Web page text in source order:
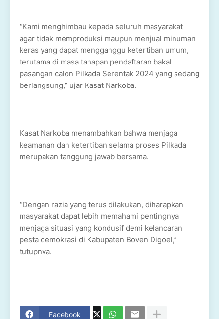
“Kami menghimbau kepada seluruh masyarakat
agar tidak memproduksi maupun menjual minuman
keras yang dapat mengganggu ketertiban umum,
terutama di masa tahapan pendaftaran bakal
pasangan calon Pilkada Serentak 2024 yang sedang
berlangsung,” ujar Kasat Narkoba.
Kasat Narkoba menambahkan bahwa menjaga
keamanan dan ketertiban selama proses Pilkada
merupakan tanggung jawab bersama.
“Dengan razia yang terus dilakukan, diharapkan
masyarakat dapat lebih memahami pentingnya
menjaga situasi yang kondusif demi kelancaran
pesta demokrasi di Kabupaten Boven Digoel,”
tutupnya.
Facebook